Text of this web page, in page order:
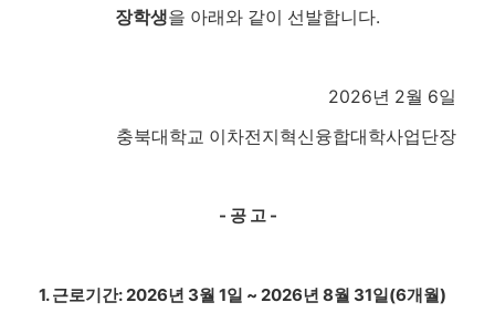
장학생을 아래와 같이 선발합니다.
2026년 2월 6일
충북대학교 이차전지혁신융합대학사업단장
- 공 고 -
1. 근로기간: 2026년 3월 1일 ~ 2026년 8월 31일(6개월)